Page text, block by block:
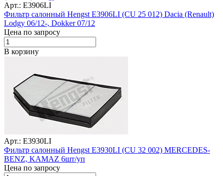
Арт.: E3906LI
Фильтр салонный Hengst E3906LI (CU 25 012) Dacia (Renault)
Lodgy 06/12-, Dokker 07/12
Цена по запросу
В корзину
Арт.: E3930LI
Фильтр салонный Hengst E3930LI (CU 32 002) MERCEDES-
BENZ, KAMAZ 6шт/уп
Цена по запросу